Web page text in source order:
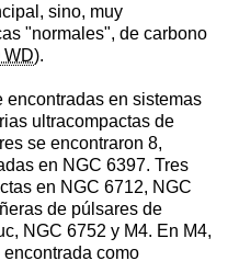
sino, muy
"normales", de carbono
WD).
encontradas en sistemas
ultracompactas de
se encontraron 8,
en NGC 6397. Tres
en NGC 6712, NGC
de púlsares de
NGC 6752 y M4. En M4,
como